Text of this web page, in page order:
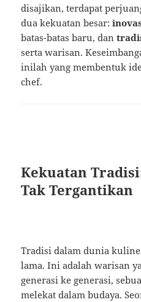
disajikan, terdapat
dua kekuatan besar:
batas-batas baru, dan
serta warisan.
inilah yang membentuk
chef.
Kekuatan
Tak Tergantikan
Tradisi dalam dunia
lama. Ini adalah warisan
generasi ke generasi,
melekat dalam budaya.